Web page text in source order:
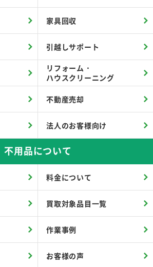
家具回収
引越しサポート
リフォーム・
ハウスクリーニング
不動産売却
法人のお客様向け
不用品について
料金について
買取対象品目一覧
作業事例
お客様の声